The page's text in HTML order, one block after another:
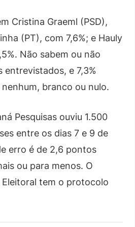
Cristina Graeml (PSD),
(PT), com 7,6%; e Hauly
Não sabem ou não
entrevistados, e 7,3%
branco ou nulo.
Pesquisas ouviu 1.500
entre os dias 7 e 9 de
erro é de 2,6 pontos
ou para menos. O
tem o protocolo